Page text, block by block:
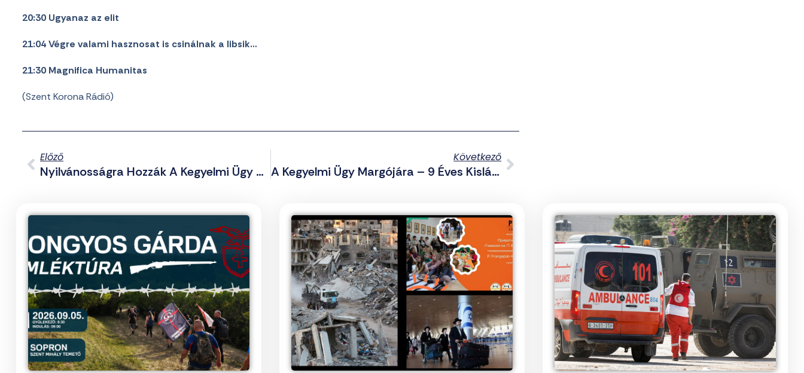
20:30 Ugyanaz az elit
21:04 Végre valami hasznosat is csinálnak a libsik…
21:30 Magnifica Humanitas
(Szent Korona Rádió)
Előző
Nyilvánosságra Hozzák A Kegyelmi Ügy Dossziéját Magyar Péterék
Következő
A Kegyelmi Ügy Margójára – 9 Éves Kislányt Meggyilkoló Pedofilnak Lehet Kegyelmet Adni?